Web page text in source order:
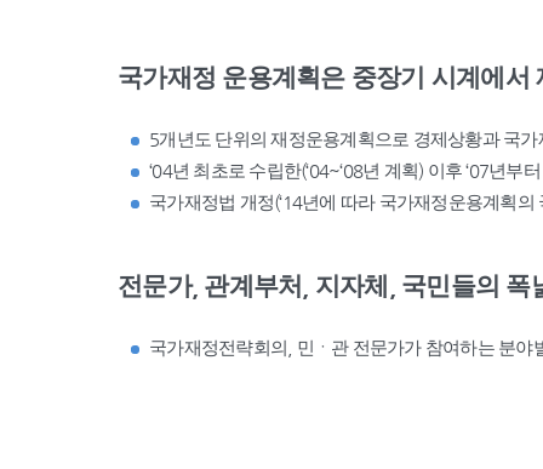
국가재정 운용계획은 중장기 시계에
5개년도 단위의 재정운용계획으로 경제상황과 국
‘04년 최초로 수립한(‘04~‘08년 계획) 이후 ‘07년부
국가재정법 개정(‘14년에 따라 국가재정운용계획
전문가, 관계부처, 지자체, 국민들의
국가재정전략회의, 민ㆍ관 전문가가 참여하는 분